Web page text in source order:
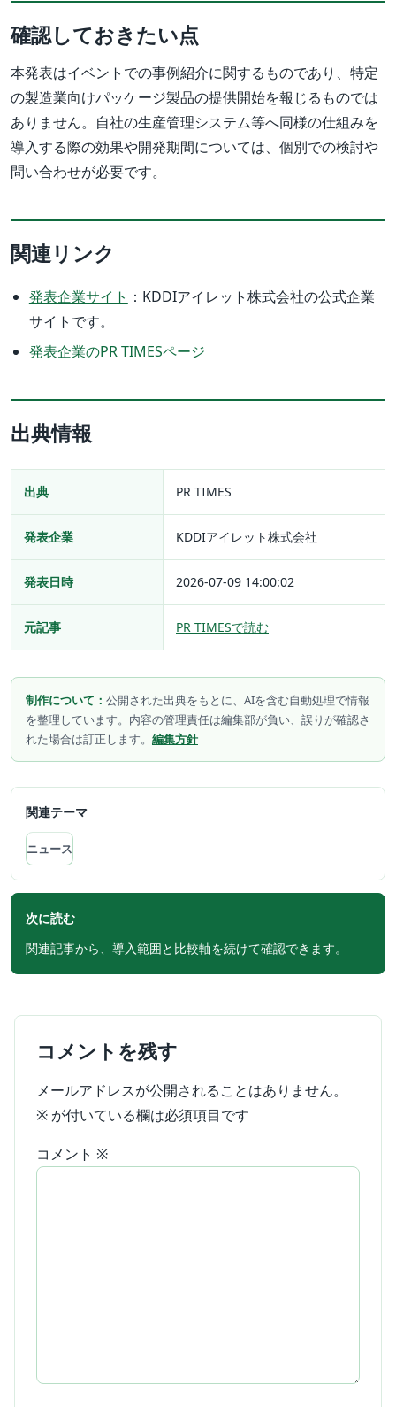
確認しておきたい点
本発表はイベントでの事例紹介に関するものであり、特定
の製造業向けパッケージ製品の提供開始を報じるものでは
ありません。自社の生産管理システム等へ同様の仕組みを
導入する際の効果や開発期間については、個別での検討や
問い合わせが必要です。
関連リンク
発表企業サイト ：KDDIアイレット株式会社の公式企業
サイトです。
発表企業のPR TIMESページ
出典情報
出典 PR TIMES
発表企業 KDDIアイレット株式会社
発表日時 2026-07-09 14:00:02
元記事 PR TIMESで読む
制作について： 公開された出典をもとに、AIを含む自動処理で情報
を整理しています。内容の管理責任は編集部が負い、誤りが確認さ
れた場合は訂正します。 編集方針
関連テーマ
ニュース
次に読む
関連記事から、導入範囲と比較軸を続けて確認できます。
コメントを残す
メールアドレスが公開されることはありません。
※が付いている欄は必須項目です
コメント ※